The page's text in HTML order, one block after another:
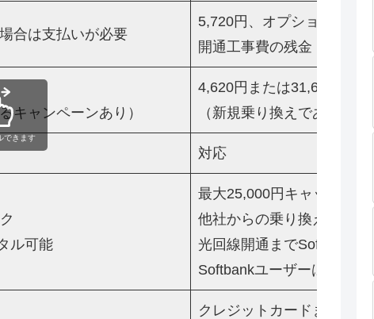
合は支払いが必要
5,720円、オプションあり
開通工事費の残金
キャンペーンあり）
4,620円または31,680円
（新規乗り換えであれば2
対応
ル可能
最大25,000円キャッシュバ
他社からの乗り換えで6か
光回線開通までSoftBank
Softbankユーザーは追加の
クレジットカードまたは口
できます